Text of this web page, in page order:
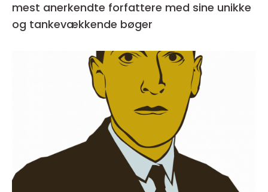
mest anerkendte forfattere med sine unikke
og tankevækkende bøger